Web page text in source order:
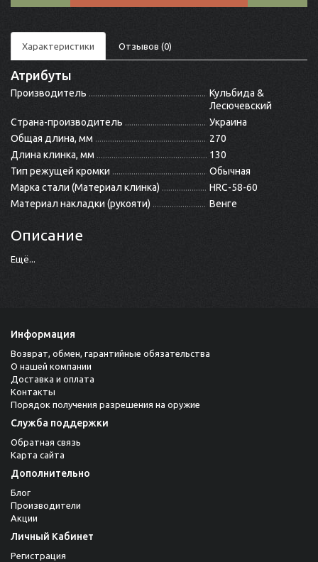
Характеристики Отзывов (0)
Атрибуты
Производитель
Кульбида &
Лесючевский
Страна-производитель
Украина
Общая длина, мм
270
Длина клинка, мм
130
Тип режущей кромки
Обычная
Марка стали (Материал клинка)
HRC-58-60
Материал накладки (рукояти)
Венге
Описание
Ещё...
Информация
Возврат, обмен, гарантийные обязательства
О нашей компании
Доставка и оплата
Контакты
Порядок получения разрешения на оружие
Служба поддержки
Обратная связь
Карта сайта
Дополнительно
Блог
Производители
Акции
Личный Кабинет
Регистрация